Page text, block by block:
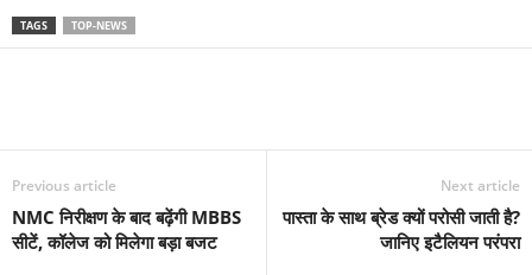
TAGS TOP-NEWS
Previous article
NMC निरीक्षण के बाद बढ़ेंगी MBBS
सीटें, कॉलेज को मिलेगा बड़ा बजट
Next article
पास्ता के साथ ब्रेड क्यों परोसी जाती है?
जानिए इटैलियन परंपरा